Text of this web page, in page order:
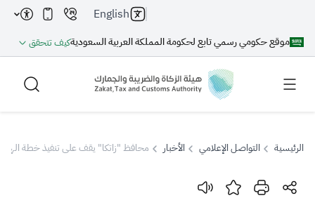
موقع حكومي رسمي تابع لحكومة المملكة العربية السعوديةكيف تتحقق
English
بحث
الرئيسية التواصل الإعلامي الأخبار محافظ "زاتكا" يقف على تنفيذ خطة